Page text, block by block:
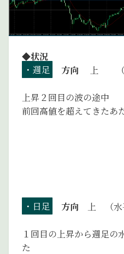
◆状況
・週足
方向 上 （
上昇２回目の波の途中
前回高値を超えてきたあ
・日足 方向 上 （水
１回目の上昇から週足の
た